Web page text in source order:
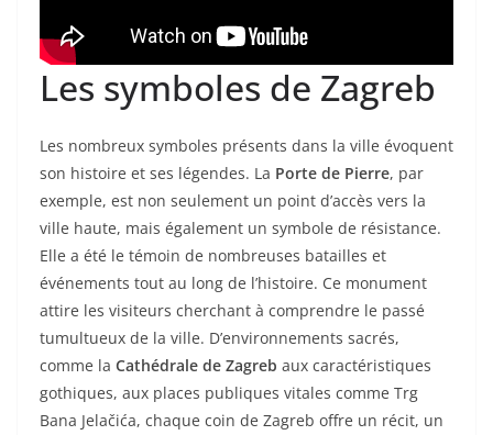
Les symboles de Zagreb
Les nombreux symboles présents dans la ville évoquent
son histoire et ses légendes. La Porte de Pierre, par
exemple, est non seulement un point d’accès vers la
ville haute, mais également un symbole de résistance.
Elle a été le témoin de nombreuses batailles et
événements tout au long de l’histoire. Ce monument
attire les visiteurs cherchant à comprendre le passé
tumultueux de la ville. D’environnements sacrés,
comme la Cathédrale de Zagreb aux caractéristiques
gothiques, aux places publiques vitales comme Trg
Bana Jelačića, chaque coin de Zagreb offre un récit, un